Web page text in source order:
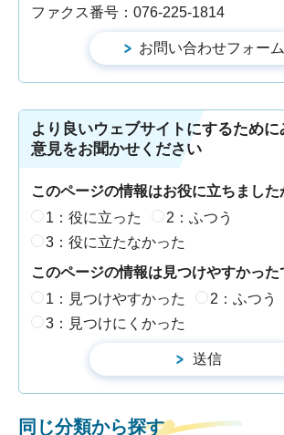
ファクス番号：076-225-1814
より良いウェブサイトにするため
意見をお聞かせください
このページの情報はお役に立ちました
1：役に立った
2：ふつう
3：役に立たなかった
このページの情報は見つけやすかった
1：見つけやすかった
2：ふつう
3：見つけにくかった
同じ分類から探す